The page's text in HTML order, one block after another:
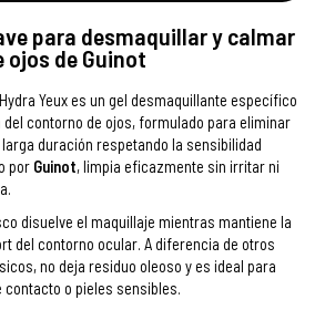
para desmaquillar y calmar
ojos de Guinot
Yeux es un gel desmaquillante específico
contorno de ojos, formulado para eliminar
duración respetando la sensibilidad
por Guinot, limpia eficazmente sin irritar ni
disuelve el maquillaje mientras mantiene la
del contorno ocular. A diferencia de otros
no deja residuo oleoso y es ideal para
o pieles sensibles.